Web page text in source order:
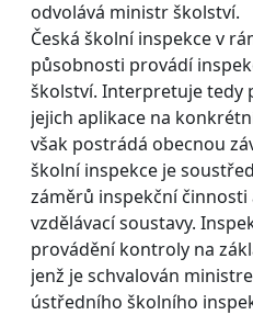
odvolává ministr školství.
Česká školní inspekce v
působnosti provádí
školství. Interpretuje tedy
jejich aplikace na
však postrádá obecnou
školní inspekce je
záměrů inspekční
vzdělávací soustavy.
provádění kontroly na
jenž je schvalován
ústředního školního